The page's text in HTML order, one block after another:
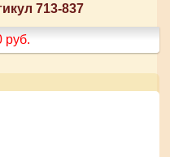
713-837
руб.